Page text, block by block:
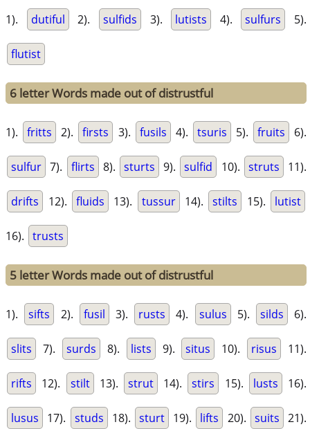
1). dutiful 2). sulfids 3). lutists 4). sulfurs 5).
flutist
6 letter Words made out of distrustful
1). fritts 2). firsts 3). fusils 4). tsuris 5). fruits 6).
sulfur 7). flirts 8). sturts 9). sulfid 10). struts 11).
drifts 12). fluids 13). tussur 14). stilts 15). lutist
16). trusts
5 letter Words made out of distrustful
1). sifts 2). fusil 3). rusts 4). sulus 5). silds 6).
slits 7). surds 8). lists 9). situs 10). risus 11).
rifts 12). stilt 13). strut 14). stirs 15). lusts 16).
lusus 17). studs 18). sturt 19). lifts 20). suits 21).